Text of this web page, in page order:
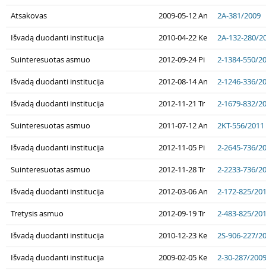
Atsakovas 2009-05-12 An 2A-381/2009
Išvadą duodanti institucija 2010-04-22 Ke 2A-132-280/
Suinteresuotas asmuo 2012-09-24 Pi 2-1384-550/
Išvadą duodanti institucija 2012-08-14 An 2-1246-336/
Išvadą duodanti institucija 2012-11-21 Tr 2-1679-832/
Suinteresuotas asmuo 2011-07-12 An 2KT-556/2011
Išvadą duodanti institucija 2012-11-05 Pi 2-2645-736/
Suinteresuotas asmuo 2012-11-28 Tr 2-2233-736/
Išvadą duodanti institucija 2012-03-06 An 2-172-825/
Tretysis asmuo 2012-09-19 Tr 2-483-825/
Išvadą duodanti institucija 2010-12-23 Ke 2S-906-227/
Išvadą duodanti institucija 2009-02-05 Ke 2-30-287/2009